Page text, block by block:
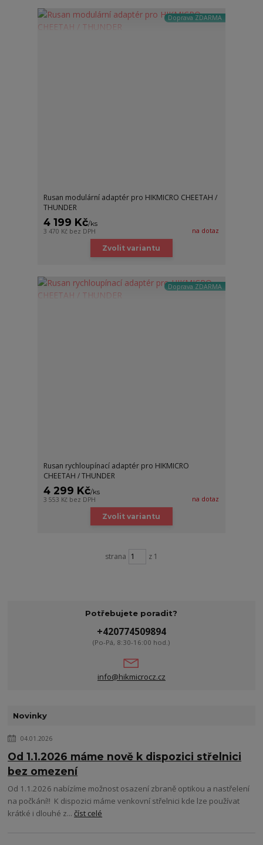
Doprava ZDARMA
Rusan modulární adaptér pro HIKMICRO CHEETAH /
THUNDER
4 199 Kč/ks
3 470 Kč bez DPH na dotaz
Zvolit variantu
Doprava ZDARMA
Rusan rychloupínací adaptér pro HIKMICRO
CHEETAH / THUNDER
4 299 Kč/ks
3 553 Kč bez DPH na dotaz
Zvolit variantu
strana z 1
Potřebujete poradit?
+420774509894
(Po-Pá, 8:30-16:00 hod.)
info@hikmicrocz.cz
Novinky
04.01.2026
Od 1.1.2026 máme nově k dispozici střelnici
bez omezení
Od 1.1.2026 nabízíme možnost osazení zbraně optikou a nastřelení
na počkání!! K dispozici máme venkovní střelnici kde lze používat
krátké i dlouhé z...číst celé